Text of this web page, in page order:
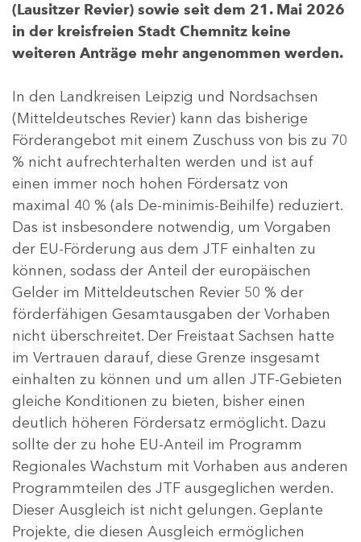
(Lausitzer Revier) sowie seit dem 21. Mai 2026
in der kreisfreien Stadt Chemnitz keine
weiteren Anträge mehr angenommen werden.
In den Landkreisen Leipzig und Nordsachsen
(Mitteldeutsches Revier) kann das bisherige
Förderangebot mit einem Zuschuss von bis zu 70
% nicht aufrechterhalten werden und ist auf
einen immer noch hohen Fördersatz von
maximal 40 % (als De-minimis-Beihilfe) reduziert.
Das ist insbesondere notwendig, um Vorgaben
der EU-Förderung aus dem JTF einhalten zu
können, sodass der Anteil der europäischen
Gelder im Mitteldeutschen Revier 50 % der
förderfähigen Gesamtausgaben der Vorhaben
nicht überschreitet. Der Freistaat Sachsen hatte
im Vertrauen darauf, diese Grenze insgesamt
einhalten zu können und um allen JTF-Gebieten
gleiche Konditionen zu bieten, bisher einen
deutlich höheren Fördersatz ermöglicht. Dazu
sollte der zu hohe EU-Anteil im Programm
Regionales Wachstum mit Vorhaben aus anderen
Programmteilen des JTF ausgeglichen werden.
Dieser Ausgleich ist nicht gelungen. Geplante
Projekte, die diesen Ausgleich ermöglichen